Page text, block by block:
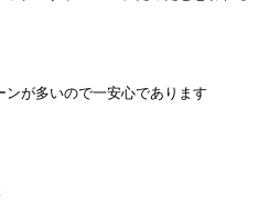
ンが多いので一安心であります